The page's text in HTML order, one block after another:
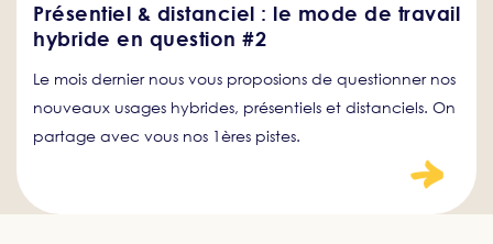
Présentiel & distanciel : le mode de travail
hybride en question #2
Le mois dernier nous vous proposions de questionner nos
nouveaux usages hybrides, présentiels et distanciels. On
partage avec vous nos 1ères pistes.